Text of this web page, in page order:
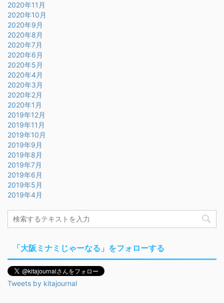
2020年11月
2020年10月
2020年9月
2020年8月
2020年7月
2020年6月
2020年5月
2020年4月
2020年3月
2020年2月
2020年1月
2019年12月
2019年11月
2019年10月
2019年9月
2019年8月
2019年7月
2019年6月
2019年5月
2019年4月
「大阪ミナミじゃーなる」をフォローする
Tweets by kitajournal